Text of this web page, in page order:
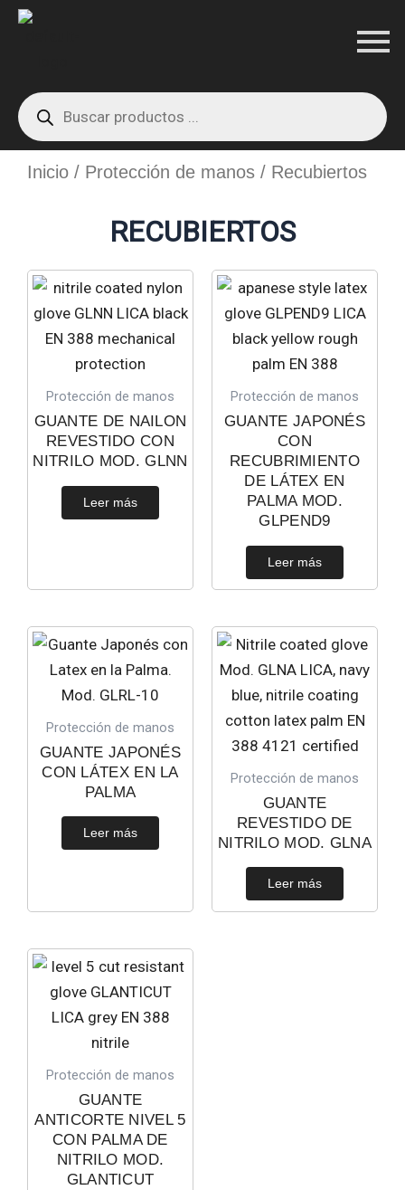
Products
search
Inicio / Protección de manos / Recubiertos
RECUBIERTOS
Protección de manos
GUANTE DE NAILON
REVESTIDO CON
NITRILO MOD. GLNN
Leer más
Protección de manos
GUANTE JAPONÉS
CON
RECUBRIMIENTO
DE LÁTEX EN
PALMA MOD.
GLPEND9
Leer más
Protección de manos
GUANTE JAPONÉS
CON LÁTEX EN LA
PALMA
Leer más
Protección de manos
GUANTE
REVESTIDO DE
NITRILO MOD. GLNA
Leer más
Protección de manos
GUANTE
ANTICORTE NIVEL 5
CON PALMA DE
NITRILO MOD.
GLANTICUT